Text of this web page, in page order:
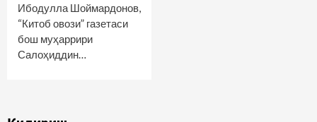
Ибодулла Шоймардонов,
“Китоб овози” газетаси
бош муҳаррири
Салоҳиддин…